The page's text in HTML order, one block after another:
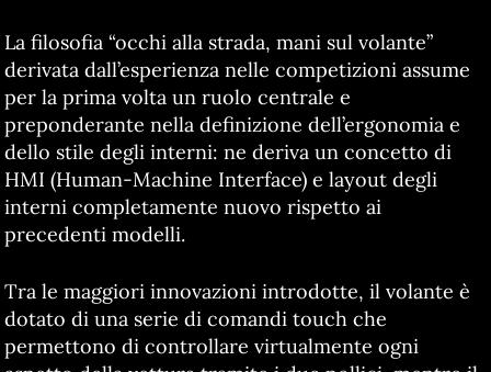
La filosofia “occhi alla strada, mani sul volante”
derivata dall’esperienza nelle competizioni assume
per la prima volta un ruolo centrale e
preponderante nella definizione dell’ergonomia e
dello stile degli interni: ne deriva un concetto di
HMI (Human-Machine Interface) e layout degli
interni completamente nuovo rispetto ai
precedenti modelli.
Tra le maggiori innovazioni introdotte, il volante è
dotato di una serie di comandi touch che
permettono di controllare virtualmente ogni